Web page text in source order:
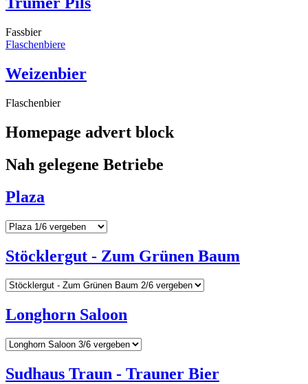
Fassbier
Flaschenbiere
Weizenbier
Flaschenbier
Homepage advert block
Nah gelegene Betriebe
Plaza
Stöcklergut - Zum Grünen Baum
Longhorn Saloon
Sudhaus Traun - Trauner Bier